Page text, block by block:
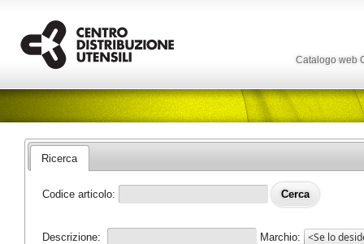
Catalogo web
Ricerca
Codice articolo:
Descrizione: Marchio: